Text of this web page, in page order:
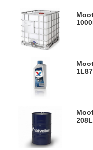
Mootoriõli Synpower ENV C2 5W30
Mootoriõli Synpower ENV C2 5W30
1L
Mootoriõli Synpower ENV C2 5W30
208L